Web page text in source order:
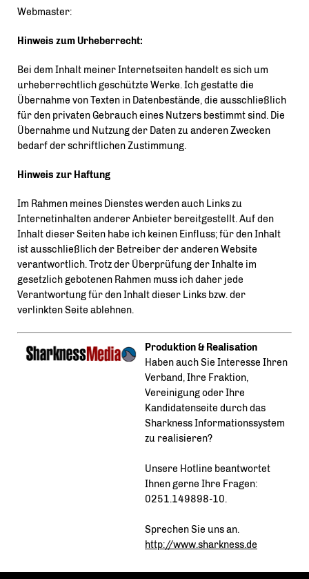
Webmaster:
Hinweis zum Urheberrecht:
Bei dem Inhalt meiner Internetseiten handelt es sich um
urheberrechtlich geschützte Werke. Ich gestatte die
Übernahme von Texten in Datenbestände, die ausschließlich
für den privaten Gebrauch eines Nutzers bestimmt sind. Die
Übernahme und Nutzung der Daten zu anderen Zwecken
bedarf der schriftlichen Zustimmung.
Hinweis zur Haftung
Im Rahmen meines Dienstes werden auch Links zu
Internetinhalten anderer Anbieter bereitgestellt. Auf den
Inhalt dieser Seiten habe ich keinen Einfluss; für den Inhalt
ist ausschließlich der Betreiber der anderen Website
verantwortlich. Trotz der Überprüfung der Inhalte im
gesetzlich gebotenen Rahmen muss ich daher jede
Verantwortung für den Inhalt dieser Links bzw. der
verlinkten Seite ablehnen.
Produktion & Realisation
Haben auch Sie Interesse Ihren
Verband, Ihre Fraktion,
Vereinigung oder Ihre
Kandidatenseite durch das
Sharkness Informationssystem
zu realisieren?
Unsere Hotline beantwortet
Ihnen gerne Ihre Fragen:
0251.149898-10.
Sprechen Sie uns an.
http://www.sharkness.de